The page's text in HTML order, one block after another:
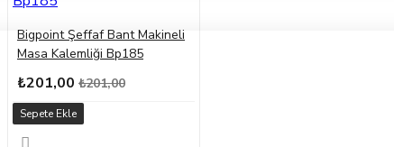
Bigpoint Şeffaf Bant Makineli
Masa Kalemliği Bp185
₺201,00 ₺201,00
Sepete Ekle